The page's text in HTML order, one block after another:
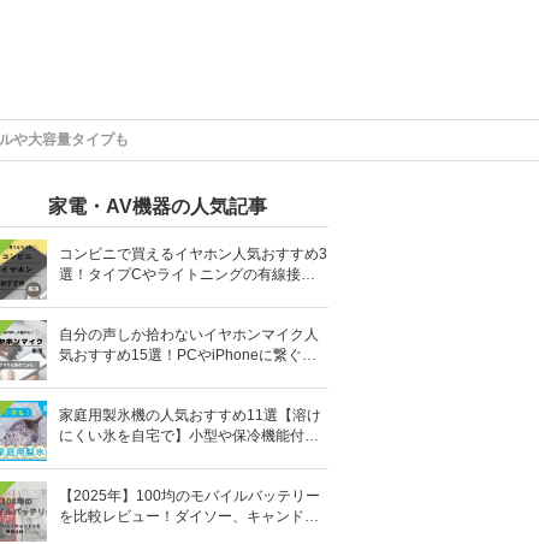
や大容量タイプも
家電・AV機器の人気記事
コンビニで買えるイヤホン人気おすすめ3
選！タイプCやライトニングの有線接続
自分の声しか拾わないイヤホンマイク人
気おすすめ15選！PCやiPhoneに繋ぐ有
家庭用製氷機の人気おすすめ11選【溶け
にくい氷を自宅で】小型や保冷機能付き
【2025年】100均のモバイルバッテリー
を比較レビュー！ダイソー、キャンドゥ